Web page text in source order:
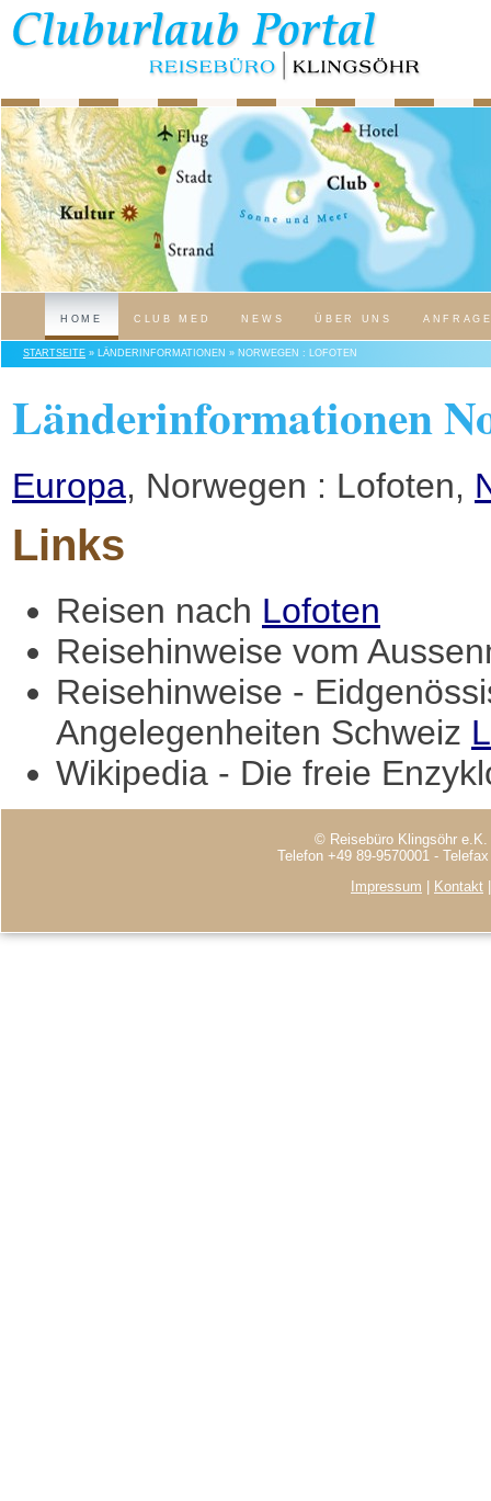
HOME CLUB MED NEWS ÜBER UNS
STARTSEITE » LÄNDERINFORMATIONEN » NORWEGEN : LOFOTEN
Länderinformationen
Europa, Norwegen : Lofoten,
Links
Reisen nach Lofoten
Reisehinweise vom
Reisehinweise -
Angelegenheiten Schweiz
Wikipedia - Die freie
© Reisebüro Klingsöhr
Telefon +49 89-9570001 -
Impressum
Kontakt